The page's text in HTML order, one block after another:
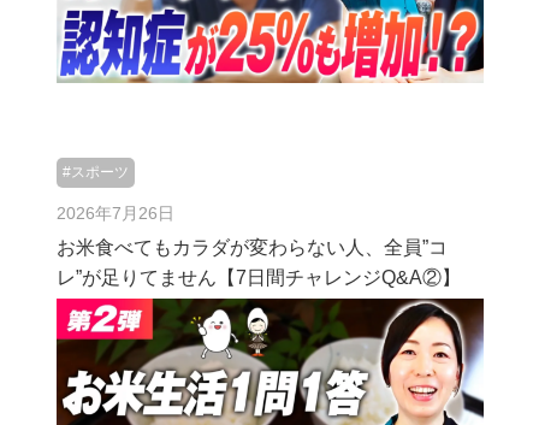
#スポーツ
2026年7月26日
お米食べてもカラダが変わらない人、全員”コ
レ”が足りてません【7日間チャレンジQ&A②】